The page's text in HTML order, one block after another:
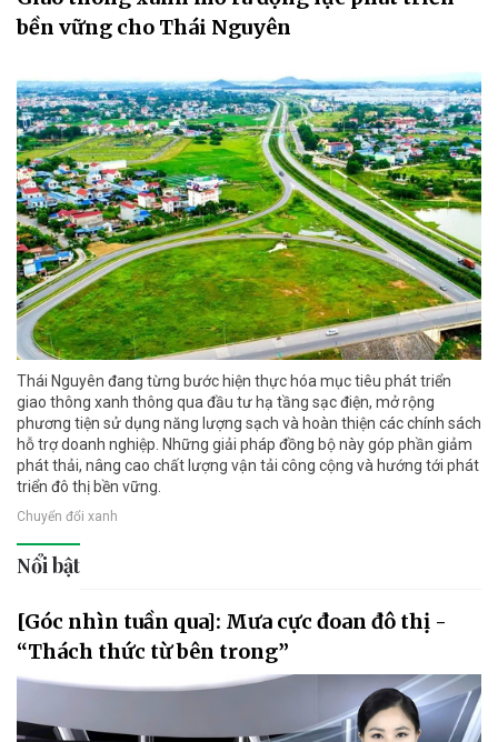
bền vững cho Thái Nguyên
Thái Nguyên đang từng bước hiện thực hóa mục tiêu phát triển
giao thông xanh thông qua đầu tư hạ tầng sạc điện, mở rộng
phương tiện sử dụng năng lượng sạch và hoàn thiện các chính sách
hỗ trợ doanh nghiệp. Những giải pháp đồng bộ này góp phần giảm
phát thải, nâng cao chất lượng vận tải công cộng và hướng tới phát
triển đô thị bền vững.
Chuyển đổi xanh
Nổi bật
[Góc nhìn tuần qua]: Mưa cực đoan đô thị -
“Thách thức từ bên trong”